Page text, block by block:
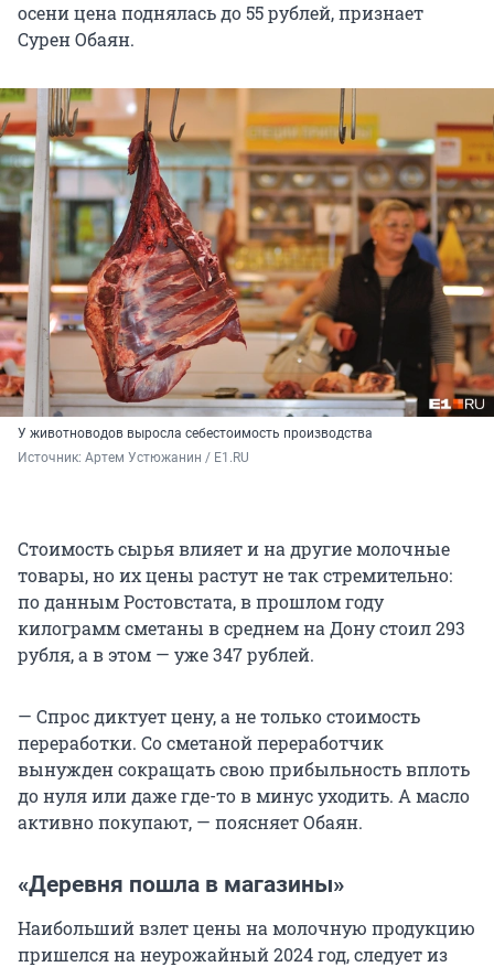
осени цена поднялась до 55 рублей, признает
Сурен Обаян.
У животноводов выросла себестоимость производства
Источник: Артем Устюжанин / E1.RU
Стоимость сырья влияет и на другие молочные
товары, но их цены растут не так стремительно:
по данным Ростовстата, в прошлом году
килограмм сметаны в среднем на Дону стоил 293
рубля, а в этом — уже 347 рублей.
— Спрос диктует цену, а не только стоимость
переработки. Со сметаной переработчик
вынужден сокращать свою прибыльность вплоть
до нуля или даже где-то в минус уходить. А масло
активно покупают, — поясняет Обаян.
«Деревня пошла в магазины»
Наибольший взлет цены на молочную продукцию
пришелся на неурожайный 2024 год, следует из